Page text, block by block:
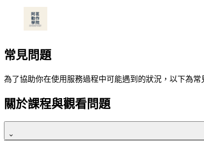
常見問題
為了協助你在使用服務過程中可能遇到的狀況，以下為常
關於課程與觀看問題